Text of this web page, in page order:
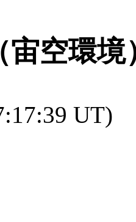
宙空環境
UT)